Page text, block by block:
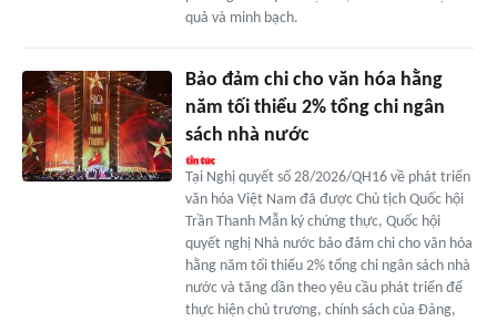
quả và minh bạch.
Bảo đảm chi cho văn hóa hằng
năm tối thiểu 2% tổng chi ngân
sách nhà nước
Tại Nghị quyết số 28/2026/QH16 về phát triển
văn hóa Việt Nam đã được Chủ tịch Quốc hội
Trần Thanh Mẫn ký chứng thực, Quốc hội
quyết nghị Nhà nước bảo đảm chi cho văn hóa
hằng năm tối thiểu 2% tổng chi ngân sách nhà
nước và tăng dần theo yêu cầu phát triển để
thực hiện chủ trương, chính sách của Đảng,